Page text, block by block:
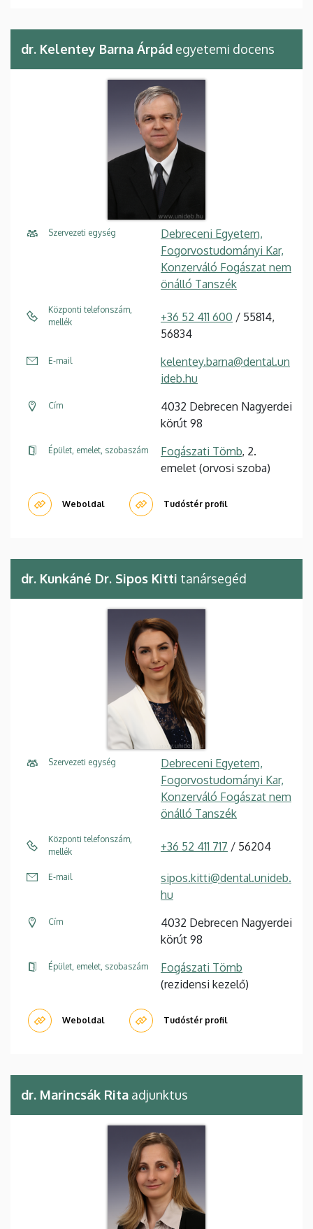
dr. Kelentey Barna Árpád egyetemi docens
Szervezeti egység
Debreceni Egyetem,
Fogorvostudományi Kar,
Konzerváló Fogászat nem
önálló Tanszék
Központi telefonszám,
mellék
+36 52 411 600 / 55814,
56834
E-mail
kelentey.barna@dental.un
ideb.hu
Cím
4032 Debrecen Nagyerdei
körút 98
Épület, emelet, szobaszám Fogászati Tömb, 2.
emelet (orvosi szoba)
Weboldal Tudóstér profil
dr. Kunkáné Dr. Sipos Kitti tanársegéd
Szervezeti egység
Debreceni Egyetem,
Fogorvostudományi Kar,
Konzerváló Fogászat nem
önálló Tanszék
Központi telefonszám,
mellék
+36 52 411 717 / 56204
E-mail
sipos.kitti@dental.unideb.
hu
Cím
4032 Debrecen Nagyerdei
körút 98
Épület, emelet, szobaszám
Fogászati Tömb
(rezidensi kezelő)
Weboldal Tudóstér profil
dr. Marincsák Rita adjunktus